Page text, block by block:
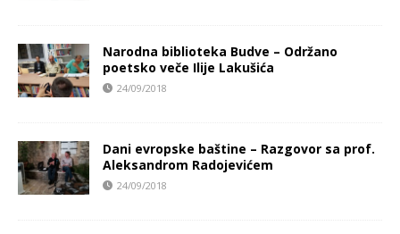
Narodna biblioteka Budve – Održano
poetsko veče Ilije Lakušića
24/09/2018
Dani evropske baštine – Razgovor sa prof.
Aleksandrom Radojevićem
24/09/2018